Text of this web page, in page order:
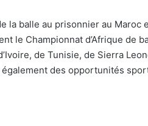
la balle au prisonnier au Maroc
le Championnat d’Afrique de
de Tunisie, de Sierra
également des opportunités